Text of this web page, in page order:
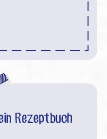
Rezeptbuch